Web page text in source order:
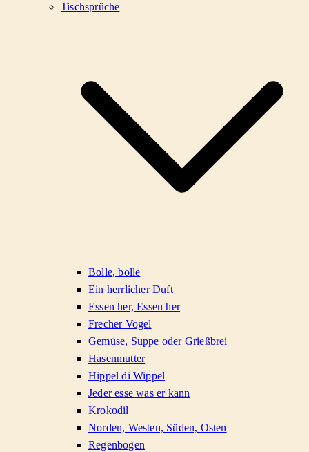
Tischsprüche
Bolle, bolle
Ein herrlicher Duft
Essen her, Essen her
Frecher Vogel
Gemüse, Suppe oder Grießbrei
Hasenmutter
Hippel di Wippel
Jeder esse was er kann
Krokodil
Norden, Westen, Süden, Osten
Regenbogen